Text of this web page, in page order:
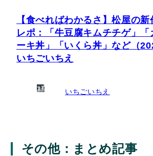
【食べればわかるさ】松屋の
レポ：「牛豆腐キムチチゲ」
ーキ丼」「いくら丼」など（
いちごいちえ
いちごいちえ
その他：まとめ記事